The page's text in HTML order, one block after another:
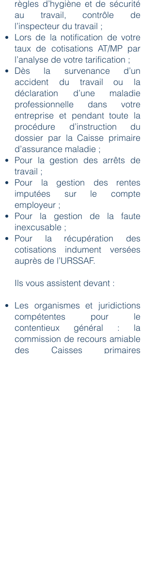
règles d’hygiène et de sécurité
au travail, contrôle de
l’inspecteur du travail ;
Lors de la notification de votre
taux de cotisations AT/MP par
l’analyse de votre tarification ;
Dès la survenance d’un
accident du travail ou la
déclaration d’une maladie
professionnelle dans votre
entreprise et pendant toute la
procédure d’instruction du
dossier par la Caisse primaire
d’assurance maladie ;
Pour la gestion des arrêts de
travail ;
Pour la gestion des rentes
imputées sur le compte
employeur ;
Pour la gestion de la faute
inexcusable ;
Pour la récupération des
cotisations indument versées
auprès de l’URSSAF.
Ils vous assistent devant :
Les organismes et juridictions
compétentes pour le
contentieux général : la
commission de recours amiable
des Caisses primaires